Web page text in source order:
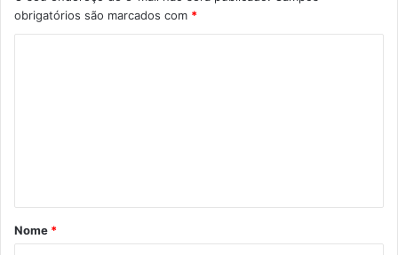
obrigatórios são marcados com *
Nome *